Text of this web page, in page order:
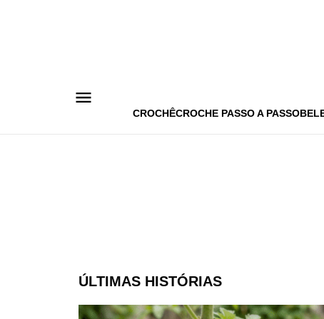
CROCHÊCROCHE PASSO A PASSO
ÚLTIMAS HISTÓRIAS